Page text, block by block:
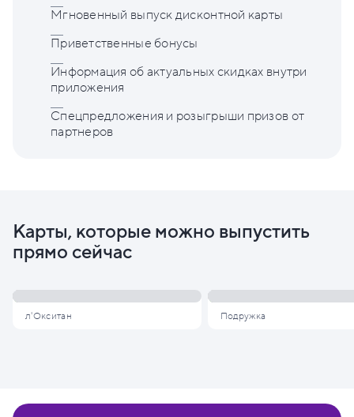
Мгновенный выпуск дисконтной карты
Приветственные бонусы
Информация об актуальных скидках внутри
приложения
Спецпредложения и розыгрыши призов от
партнеров
Карты, которые можно выпустить
прямо сейчас
л'Окситан Подружка